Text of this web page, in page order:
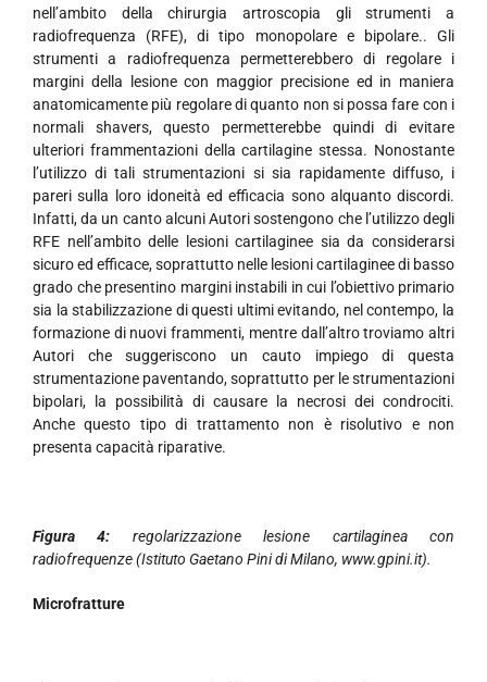
nell’ambito della chirurgia artroscopia gli strumenti a
radiofrequenza (RFE), di tipo monopolare e bipolare.. Gli
strumenti a radiofrequenza permetterebbero di regolare i
margini della lesione con maggior precisione ed in maniera
anatomicamente più regolare di quanto non si possa fare con i
normali shavers, questo permetterebbe quindi di evitare
ulteriori frammentazioni della cartilagine stessa. Nonostante
l’utilizzo di tali strumentazioni si sia rapidamente diffuso, i
pareri sulla loro idoneità ed efficacia sono alquanto discordi.
Infatti, da un canto alcuni Autori sostengono che l’utilizzo degli
RFE nell’ambito delle lesioni cartilaginee sia da considerarsi
sicuro ed efficace, soprattutto nelle lesioni cartilaginee di basso
grado che presentino margini instabili in cui l’obiettivo primario
sia la stabilizzazione di questi ultimi evitando, nel contempo, la
formazione di nuovi frammenti, mentre dall’altro troviamo altri
Autori che suggeriscono un cauto impiego di questa
strumentazione paventando, soprattutto per le strumentazioni
bipolari, la possibilità di causare la necrosi dei condrociti.
Anche questo tipo di trattamento non è risolutivo e non
presenta capacità riparative.
Figura 4: regolarizzazione lesione cartilaginea con
radiofrequenze (Istituto Gaetano Pini di Milano, www.gpini.it).
Microfratture